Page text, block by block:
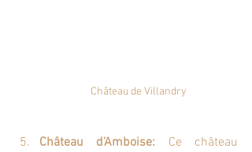
Château de Villandry
Château d'Amboise: Ce château